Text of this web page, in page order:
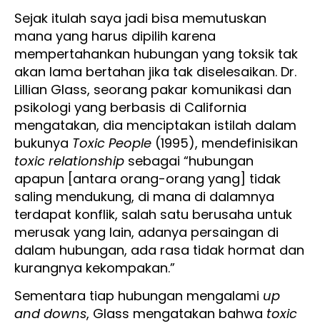
Sejak itulah saya jadi bisa memutuskan
mana yang harus dipilih karena
mempertahankan hubungan yang toksik tak
akan lama bertahan jika tak diselesaikan. Dr.
Lillian Glass, seorang pakar komunikasi dan
psikologi yang berbasis di California
mengatakan, dia menciptakan istilah dalam
bukunya Toxic People (1995), mendefinisikan
toxic relationship sebagai “hubungan
apapun [antara orang-orang yang] tidak
saling mendukung, di mana di dalamnya
terdapat konflik, salah satu berusaha untuk
merusak yang lain, adanya persaingan di
dalam hubungan, ada rasa tidak hormat dan
kurangnya kekompakan.”
Sementara tiap hubungan mengalami up
and downs, Glass mengatakan bahwa toxic